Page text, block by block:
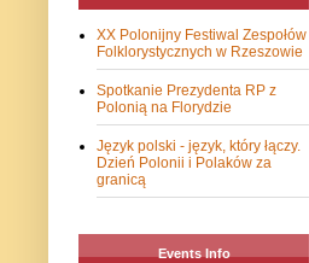
XX Polonijny Festiwal Zespołów
Folklorystycznych w Rzeszowie
Spotkanie Prezydenta RP z
Polonią na Florydzie
Język polski - język, który łączy.
Dzień Polonii i Polaków za
granicą
Events Info